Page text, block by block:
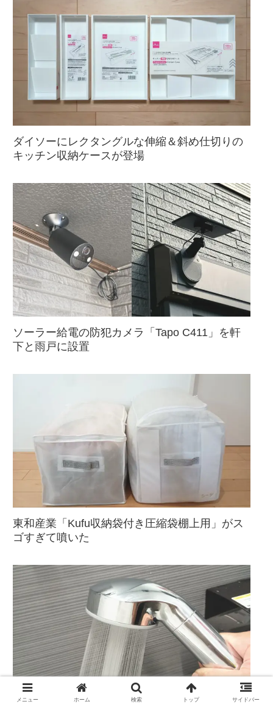
ダイソーにレクタングルな伸縮＆斜め仕切りの
キッチン収納ケースが登場
ソーラー給電の防犯カメラ「Tapo C411」を軒
下と雨戸に設置
東和産業「Kufu収納袋付き圧縮袋棚上用」がス
ゴすぎて噴いた
メニュー ホーム 検索 トップ サイドバー